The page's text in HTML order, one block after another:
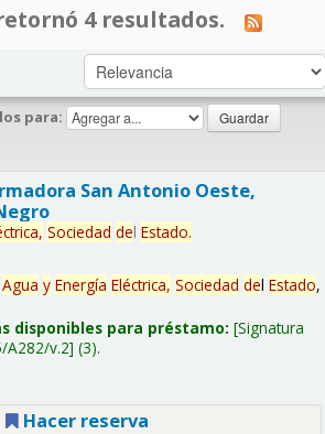
4 resultados.
para:
San Antonio Oeste,
Sociedad del Estado.
Agua y Energía Eléctrica, Sociedad del Estado,
disponibles para préstamo: Signatura
A282/v.2 (3).
Hacer reserva